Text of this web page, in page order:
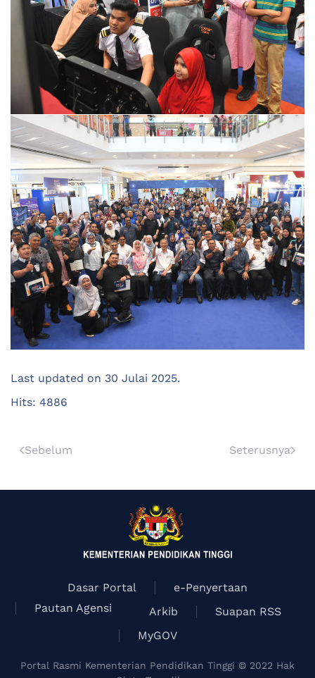
Last updated on 30 Julai 2025.
Hits: 4886
Sebelum Seterusnya
Dasar Portal
e-Penyertaan
Pautan Agensi
Arkib
Suapan RSS
MyGOV
Portal Rasmi Kementerian Pendidikan Tinggi © 2022 Hak